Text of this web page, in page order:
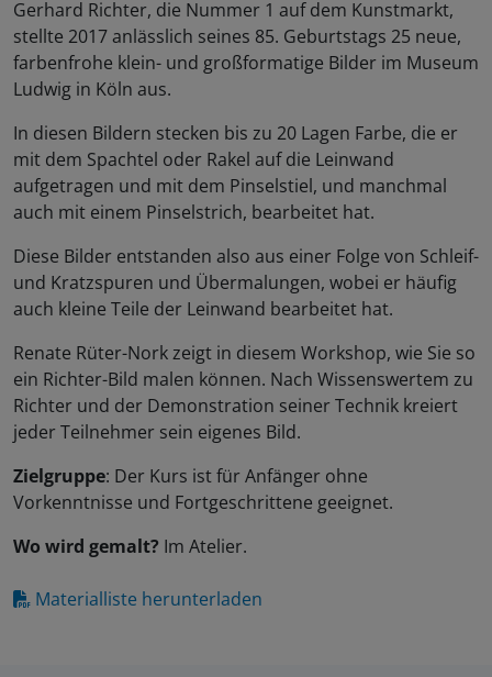
Gerhard Richter, die Nummer 1 auf dem Kunstmarkt,
stellte 2017 anlässlich seines 85. Geburtstags 25 neue,
farbenfrohe klein- und großformatige Bilder im Museum
Ludwig in Köln aus.
In diesen Bildern stecken bis zu 20 Lagen Farbe, die er
mit dem Spachtel oder Rakel auf die Leinwand
aufgetragen und mit dem Pinselstiel, und manchmal
auch mit einem Pinselstrich, bearbeitet hat.
Diese Bilder entstanden also aus einer Folge von Schleif-
und Kratzspuren und Übermalungen, wobei er häufig
auch kleine Teile der Leinwand bearbeitet hat.
Renate Rüter-Nork zeigt in diesem Workshop, wie Sie so
ein Richter-Bild malen können. Nach Wissenswertem zu
Richter und der Demonstration seiner Technik kreiert
jeder Teilnehmer sein eigenes Bild.
Zielgruppe: Der Kurs ist für Anfänger ohne
Vorkenntnisse und Fortgeschrittene geeignet.
Wo wird gemalt? Im Atelier.
Materialliste herunterladen